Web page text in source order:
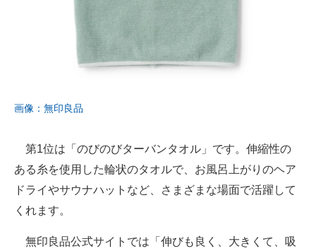
画像：無印良品
第1位は「のびのびターバンタオル」です。伸縮性の
ある糸を使用した輪状のタオルで、お風呂上がりのヘア
ドライやサウナハットなど、さまざまな場面で活躍して
くれます。
無印良品公式サイトでは「伸びも良く、大きくて、吸